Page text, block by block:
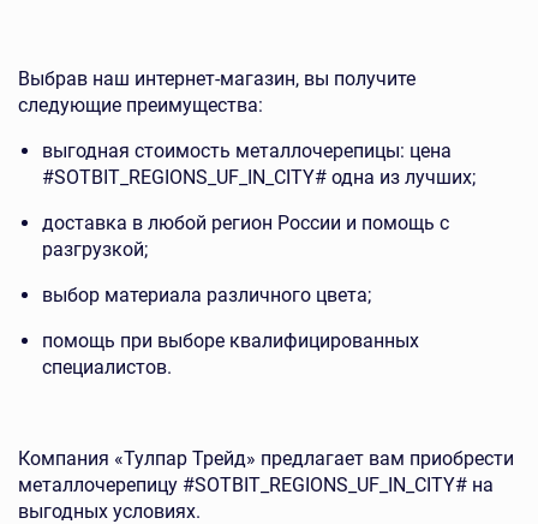
Выбрав наш интернет-магазин, вы получите
следующие преимущества:
выгодная стоимость металлочерепицы: цена
#SOTBIT_REGIONS_UF_IN_CITY# одна из лучших;
доставка в любой регион России и помощь с
разгрузкой;
выбор материала различного цвета;
помощь при выборе квалифицированных
специалистов.
Компания «Тулпар Трейд» предлагает вам приобрести
металлочерепицу #SOTBIT_REGIONS_UF_IN_CITY# на
выгодных условиях.